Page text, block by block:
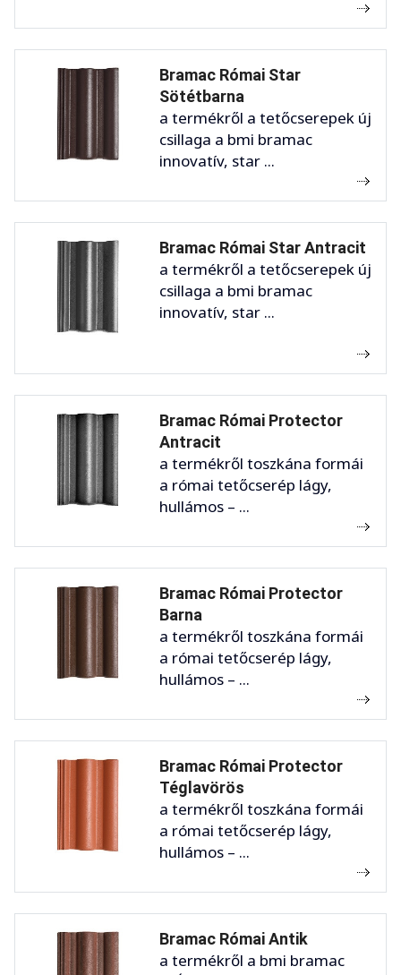
Bramac Római Star
Sötétbarna
a termékről a tetőcserepek új
csillaga a bmi bramac
innovatív, star ...
Bramac Római Star Antracit
a termékről a tetőcserepek új
csillaga a bmi bramac
innovatív, star ...
Bramac Római Protector
Antracit
a termékről toszkána formái
a római tetőcserép lágy,
hullámos – ...
Bramac Római Protector
Barna
a termékről toszkána formái
a római tetőcserép lágy,
hullámos – ...
Bramac Római Protector
Téglavörös
a termékről toszkána formái
a római tetőcserép lágy,
hullámos – ...
Bramac Római Antik
a termékről a bmi bramac